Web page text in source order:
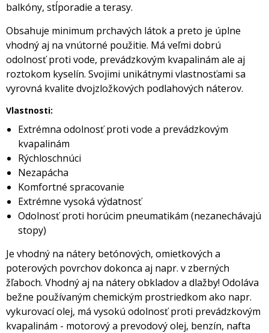
balkóny, stĺporadie a terasy.
Obsahuje minimum prchavých látok a preto je úplne
vhodný aj na vnútorné použitie. Má veľmi dobrú
odolnosť proti vode, prevádzkovým kvapalinám ale aj
roztokom kyselín. Svojimi unikátnymi vlastnosťami sa
vyrovná kvalite dvojzložkových podlahových náterov.
Vlastnosti:
Extrémna odolnosť proti vode a prevádzkovým
kvapalinám
Rýchloschnúci
Nezapácha
Komfortné spracovanie
Extrémne vysoká výdatnosť
Odolnosť proti horúcim pneumatikám (nezanechávajú
stopy)
Je vhodný na nátery betónových, omietkových a
poterových povrchov dokonca aj napr. v zberných
žľaboch. Vhodný aj na nátery obkladov a dlažby! Odoláva
bežne používaným chemickým prostriedkom ako napr.
vykurovací olej, má vysokú odolnosť proti prevádzkovým
kvapalinám - motorový a prevodový olej, benzín, nafta